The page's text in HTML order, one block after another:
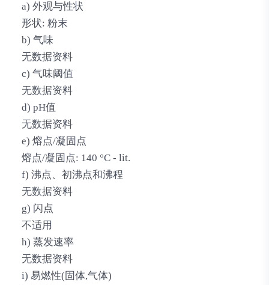
a) 外观与性状
形状: 粉末
b) 气味
无数据资料
c) 气味阈值
无数据资料
d) pH值
无数据资料
e) 熔点/凝固点
熔点/凝固点: 140 °C - lit.
f) 沸点、初沸点和沸程
无数据资料
g) 闪点
不适用
h) 蒸发速率
无数据资料
i) 易燃性(固体,气体)